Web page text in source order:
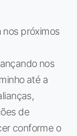
próximos
nos
até a
de
conforme o